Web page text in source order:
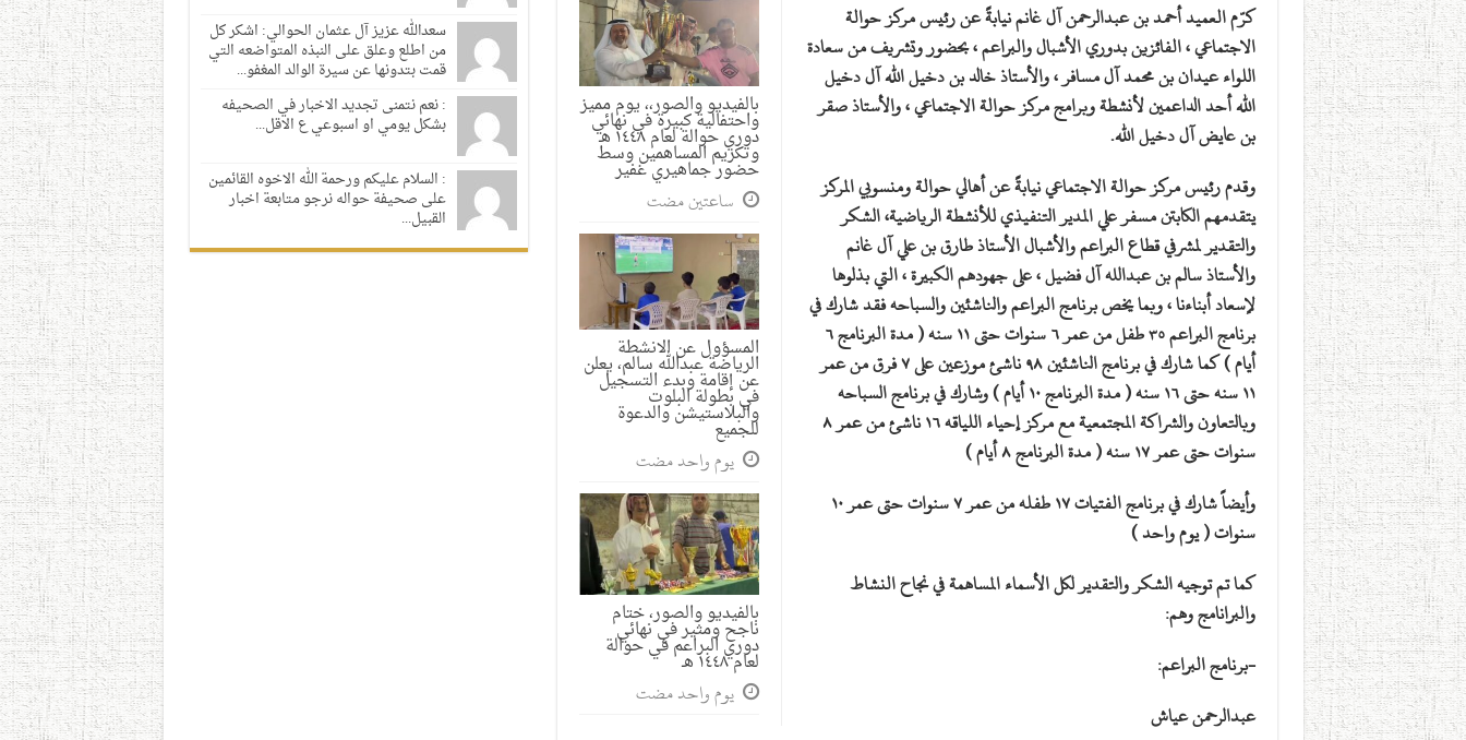
بالفيديو والصور،، يوم مميز
واحتفالية كبيرة في نهائي
دوري حوالة لعام ١٤٤٨ هـ
وتكريم المساهمين وسط
حضور جماهيري غفير
‏ساعتين مضت
المسؤول عن الانشطة
الرياضة عبدالله سالم، يعلن
عن إقامة وبدء التسجيل
في بطولة البلوت
والبلاستيشن والدعوة
للجميع
‏يوم واحد مضت
بالفيديو والصور، ختام
ناجح ومثير في نهائي
دوري البراعم في حوالة
لعام ١٤٤٨ هـ
‏يوم واحد مضت
كرّم العميد أحمد بن عبدالرحمن آل غانم نيابةً عن رئيس مركز حوالة
الاجتماعي ، الفائزين بدوري الأشبال والبراعم ، بحضور وتشريف من سعادة
اللواء عيدان بن محمد آل مسافر ، والأستاذ خالد بن دخيل الله آل دخيل
الله أحد الداعمين لأنشطة وبرامج مركز حوالة الاجتماعي ، والأستاذ صقر
بن عايض آل دخيل الله.
وقدم رئيس مركز حوالة الاجتماعي نيابةً عن أهالي حوالة ومنسوبي المركز
يتقدمهم الكابتن مسفر علي المدير التنفيذي للأنشطة الرياضية، الشكر
والتقدير لمشرفي قطاع البراعم والأشبال الأستاذ طارق بن علي آل غانم
والأستاذ سالم بن عبدالله آل فضيل ، على جهودهم الكبيرة ، التي بذلوها
لإسعاد أبناءنا ، وبما يخص برنامج البراعم والناشئين والسباحه فقد شارك في
برنامج البراعم ٣٥ طفل من عمر ٦ سنوات حتى ١١ سنه ( مدة البرنامج ٦
أيام ) كما شارك في برنامج الناشئين ٩٨ ناشئ موزعين على ٧ فرق من عمر
١١ سنه حتى ١٦ سنه ( مدة البرنامج ١٠ أيام ) وشارك في برنامج السباحه
وبالتعاون والشراكة المجتمعية مع مركز إحياء اللياقه ١٦ ناشئ من عمر ٨
سنوات حتى عمر ١٧ سنه ( مدة البرنامج ٨ أيام )
وأيضاً شارك في برنامج الفتيات ١٧ طفله من عمر ٧ سنوات حتى عمر ١٠
سنوات ( يوم واحد )
كما تم توجيه الشكر والتقدير لكل الأسماء المساهمة في نجاح النشاط
والبرانامج وهم:
-برنامج البراعم:
عبدالرحمن عياش
سعدالله عزيز آل عثمان الحوالي: اشكر كل
من اطلع وعلق على النبذه المتواضعه التي
قمت بتدونها عن سيرة الوالد المغفو...
: نعم نتمنى تجديد الاخبار في الصحيفه
بشكل يومي او اسبوعي ع الاقل...
: السلام عليكم ورحمة الله الاخوه القائمين
على صحيفة حواله نرجو متابعة اخبار
القبيل...